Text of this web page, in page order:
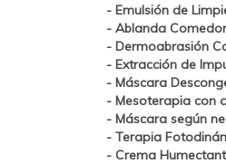
- Emulsión de
- Ablanda
- Dermoabrasión
- Extracción de
- Máscara
- Mesoterapia con
- Máscara según
- Terapia
- Crema